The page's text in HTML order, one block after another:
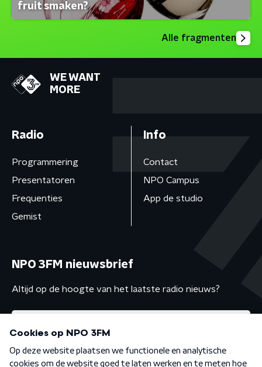
fruit smaken?
Alle fragmenten
WE WANT
MORE
Radio
Programmering
Presentatoren
Frequenties
Gemist
Info
Contact
NPO Campus
App de studio
NPO 3FM nieuwsbrief
Altijd op de hoogte van het laatste radio nieuws?